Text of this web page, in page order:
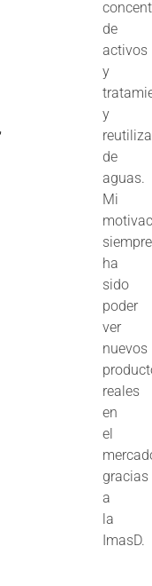
de
activos
y
y
de
aguas.
Mi
siempre
ha
sido
poder
ver
nuevos
reales
en
el
gracias
a
la
ImasD.